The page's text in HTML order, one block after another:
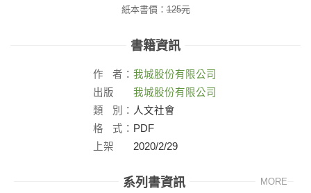
紙本書價：125元
書籍資訊
作 者： 我城股份有限公司
出版
社：
我城股份有限公司
類
別： 人文社會
格
式： PDF
上架
2020/2/29
系列書資訊 MORE